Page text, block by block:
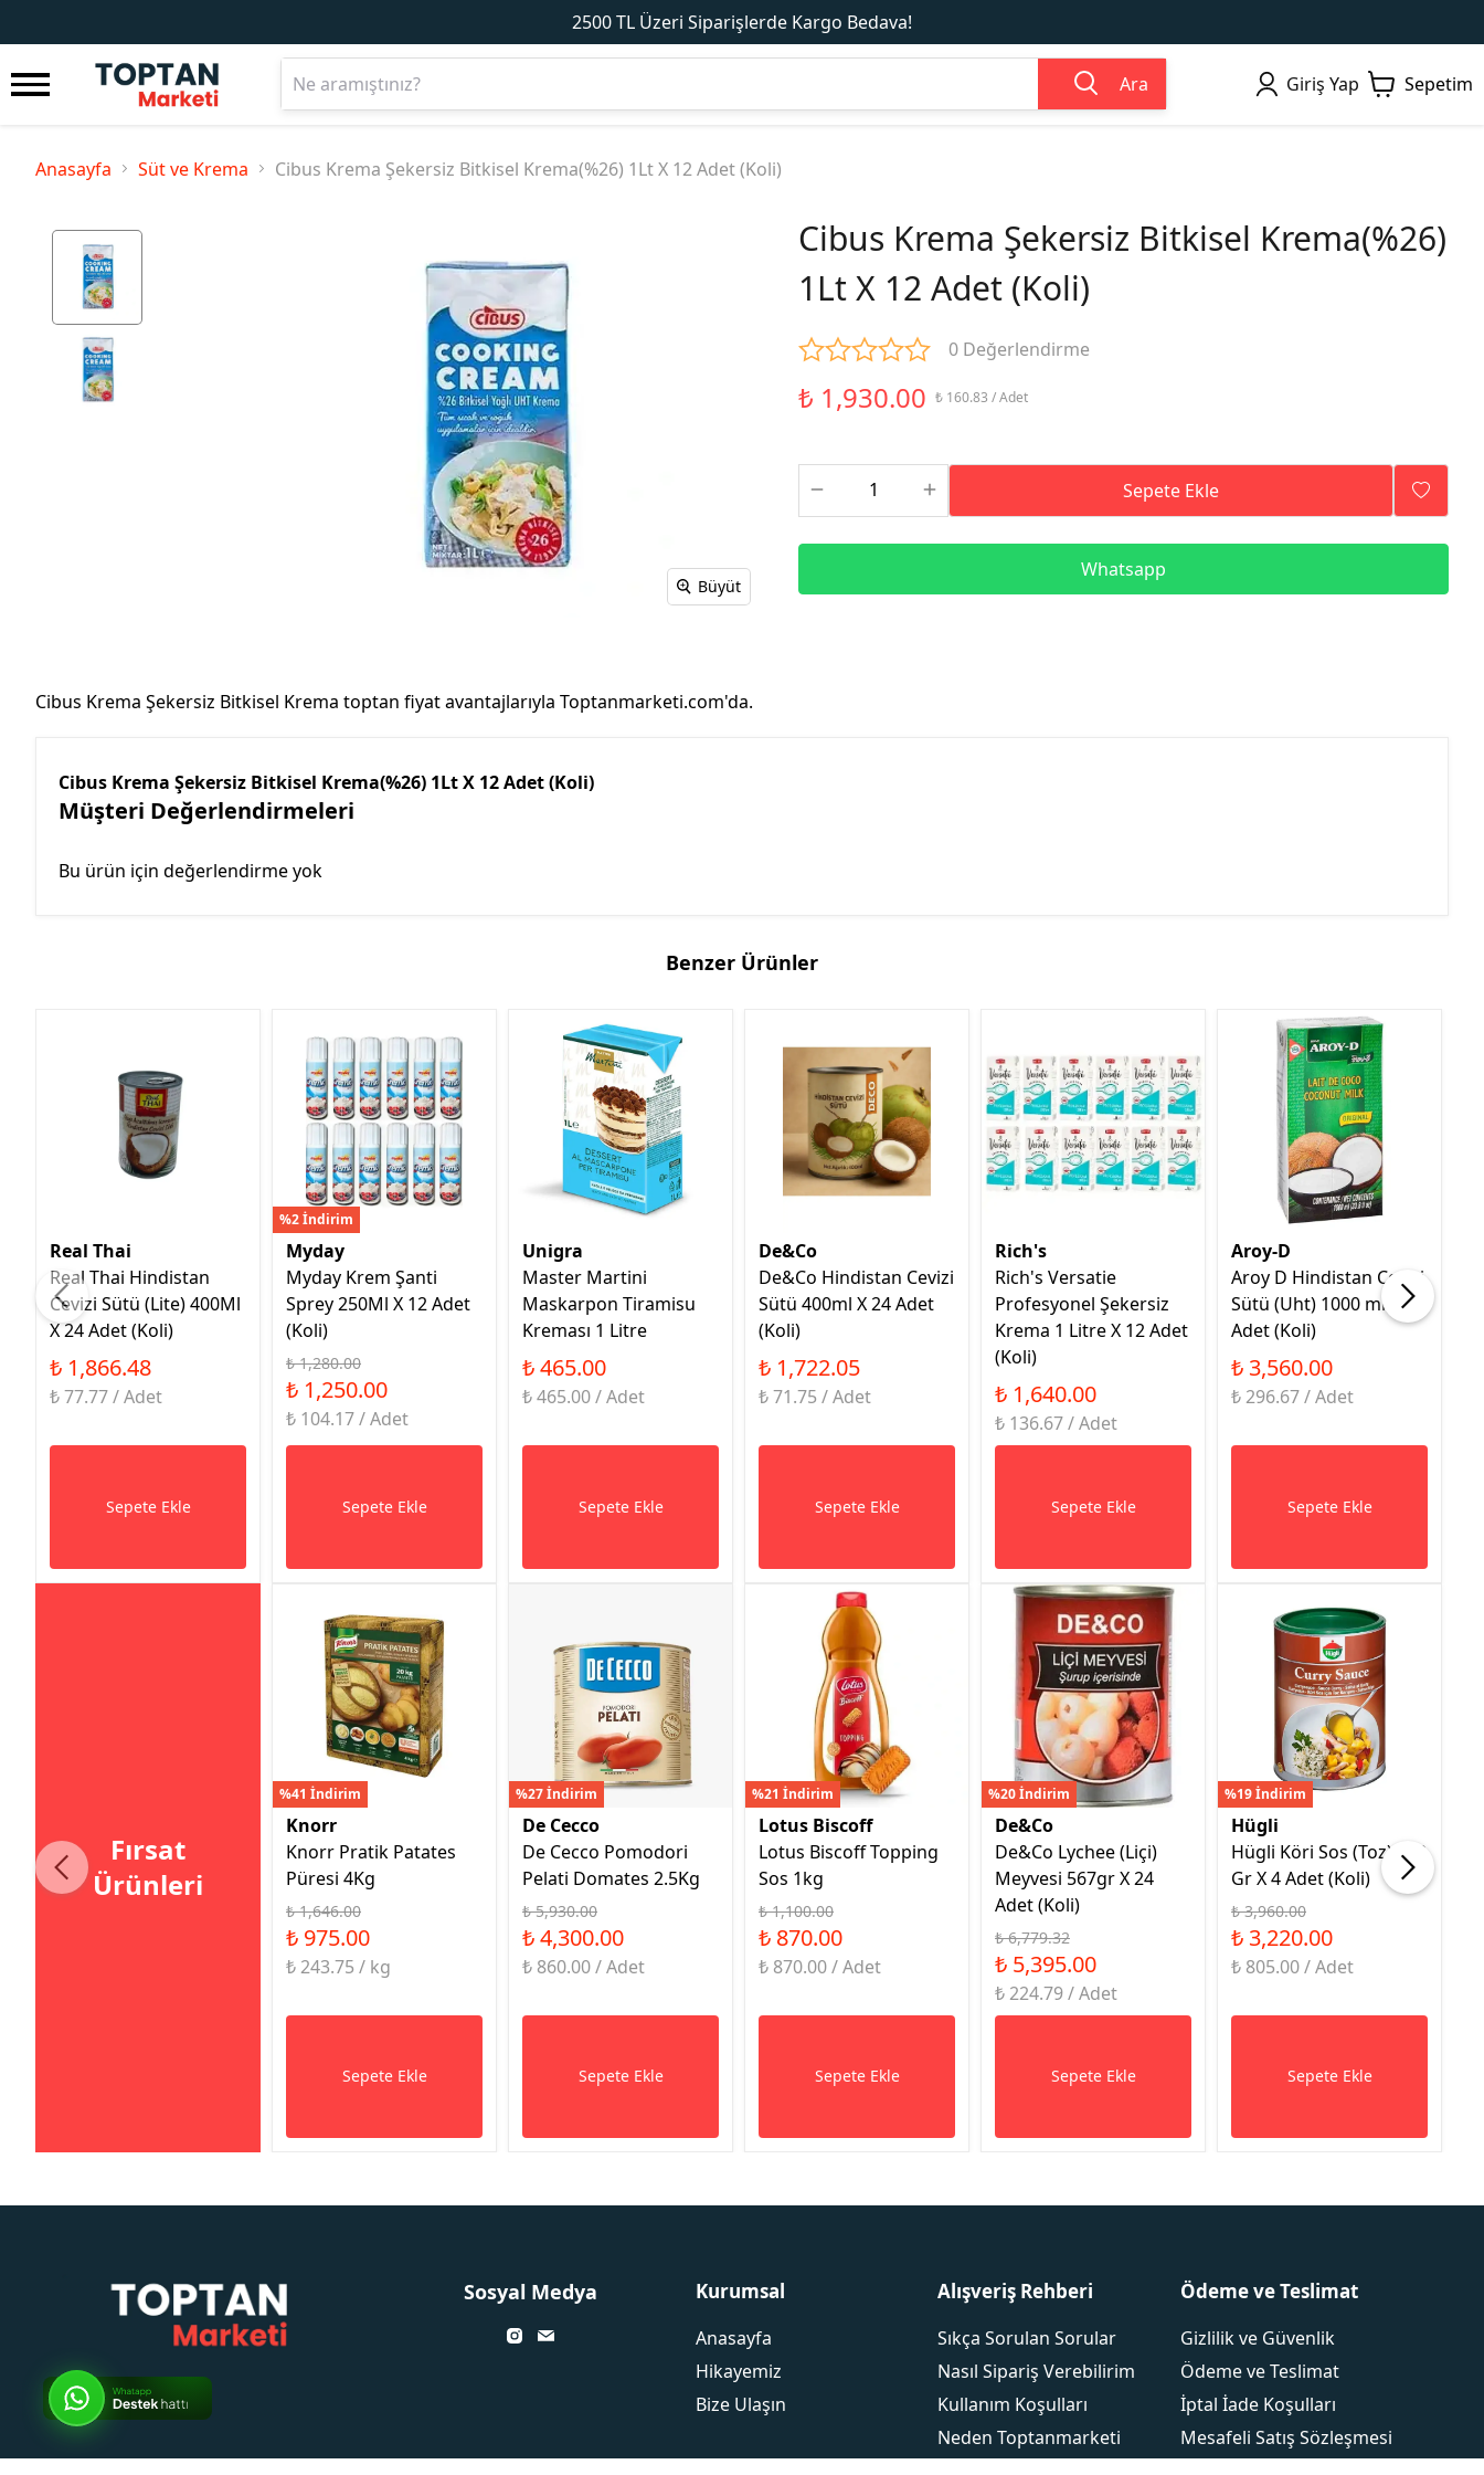
2500 TL Üzeri Siparişlerde Kargo Bedava!
Ara Giriş Yap Sepetim
Anasayfa Süt ve Krema Cibus Krema Şekersiz Bitkisel Krema(%26) 1Lt X 12 Adet (Koli)
Büyüt
Cibus Krema Şekersiz Bitkisel Krema(%26)
1Lt X 12 Adet (Koli)
0 Değerlendirme
₺ 1,930.00 ₺ 160.83 / Adet
Sepete Ekle
Whatsapp
Cibus Krema Şekersiz Bitkisel Krema toptan fiyat avantajlarıyla Toptanmarketi.com'da.
Cibus Krema Şekersiz Bitkisel Krema(%26) 1Lt X 12 Adet (Koli)
Müşteri Değerlendirmeleri
Bu ürün için değerlendirme yok
Benzer Ürünler
Real Thai
Real Thai Hindistan
Cevizi Sütü (Lite) 400Ml
X 24 Adet (Koli)
₺ 1,866.48
₺ 77.77 / Adet
Sepete Ekle
%2 İndirim
Myday
Myday Krem Şanti
Sprey 250Ml X 12 Adet
(Koli)
₺ 1,280.00
₺ 1,250.00
₺ 104.17 / Adet
Sepete Ekle
Unigra
Master Martini
Maskarpon Tiramisu
Kreması 1 Litre
₺ 465.00
₺ 465.00 / Adet
Sepete Ekle
De&Co
De&Co Hindistan Cevizi
Sütü 400ml X 24 Adet
(Koli)
₺ 1,722.05
₺ 71.75 / Adet
Sepete Ekle
Rich's
Rich's Versatie
Profesyonel Şekersiz
Krema 1 Litre X 12 Adet
(Koli)
₺ 1,640.00
₺ 136.67 / Adet
Sepete Ekle
Aroy-D
Aroy D Hindistan Cevizi
Sütü (Uht) 1000 ml X 12
Adet (Koli)
₺ 3,560.00
₺ 296.67 / Adet
Sepete Ekle
Fırsat
Ürünleri
%41 İndirim
Knorr
Knorr Pratik Patates
Püresi 4Kg
₺ 1,646.00
₺ 975.00
₺ 243.75 / kg
Sepete Ekle
%27 İndirim
De Cecco
De Cecco Pomodori
Pelati Domates 2.5Kg
₺ 5,930.00
₺ 4,300.00
₺ 860.00 / Adet
Sepete Ekle
%21 İndirim
Lotus Biscoff
Lotus Biscoff Topping
Sos 1kg
₺ 1,100.00
₺ 870.00
₺ 870.00 / Adet
Sepete Ekle
%20 İndirim
De&Co
De&Co Lychee (Liçi)
Meyvesi 567gr X 24
Adet (Koli)
₺ 6,779.32
₺ 5,395.00
₺ 224.79 / Adet
Sepete Ekle
%19 İndirim
Hügli
Hügli Köri Sos (Toz) 900
Gr X 4 Adet (Koli)
₺ 3,960.00
₺ 3,220.00
₺ 805.00 / Adet
Sepete Ekle
Sosyal Medya Kurumsal
Anasayfa
Hikayemiz
Bize Ulaşın
Alışveriş Rehberi
Sıkça Sorulan Sorular
Nasıl Sipariş Verebilirim
Kullanım Koşulları
Neden Toptanmarketi
Ödeme ve Teslimat
Gizlilik ve Güvenlik
Ödeme ve Teslimat
İptal İade Koşulları
Mesafeli Satış Sözleşmesi